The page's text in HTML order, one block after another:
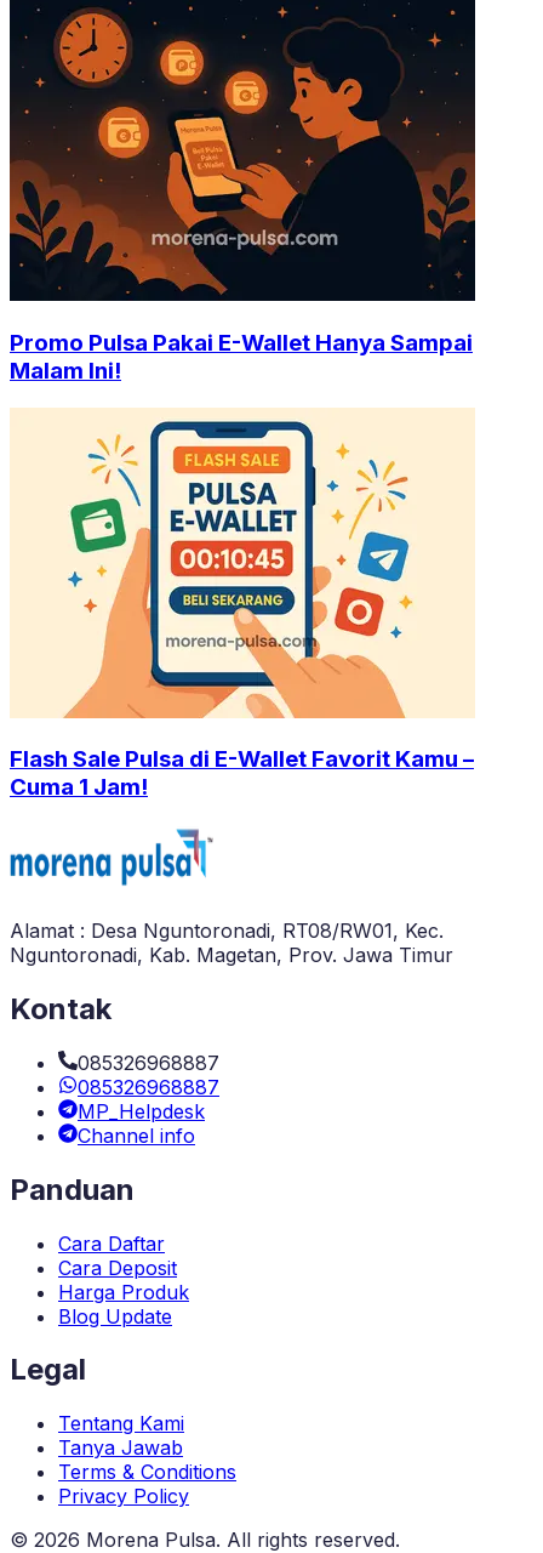
Promo Pulsa Pakai E-Wallet Hanya Sampai
Malam Ini!
Flash Sale Pulsa di E-Wallet Favorit Kamu –
Cuma 1 Jam!
Alamat : Desa Nguntoronadi, RT08/RW01, Kec.
Nguntoronadi, Kab. Magetan, Prov. Jawa Timur
Kontak
085326968887
085326968887
MP_Helpdesk
Channel info
Panduan
Cara Daftar
Cara Deposit
Harga Produk
Blog Update
Legal
Tentang Kami
Tanya Jawab
Terms & Conditions
Privacy Policy
© 2026 Morena Pulsa. All rights reserved.